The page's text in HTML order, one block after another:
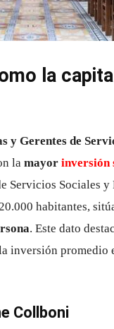
la
y Gerentes de
la mayor inversión
Servicios Sociales
habitantes,
. Este dato
inversión promedio
Collboni